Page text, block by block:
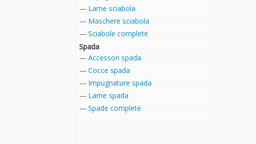
Lame sciabola
Maschere sciabola
Sciabole complete
Spada
Accessori spada
Cocce spada
Impugnature spada
Lame spada
Spade complete